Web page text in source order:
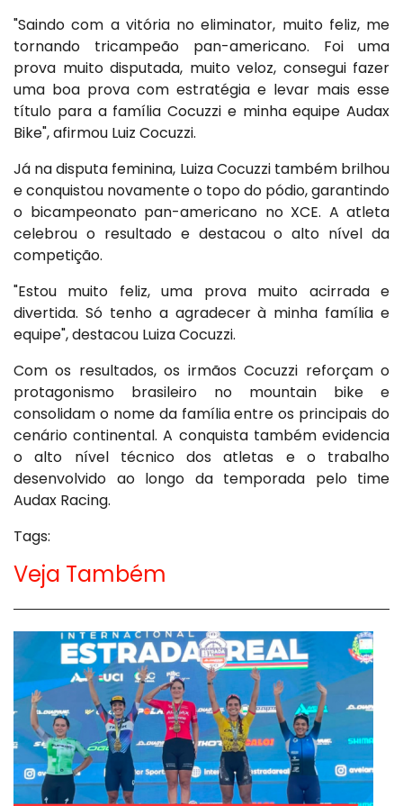
"Saindo com a vitória no eliminator, muito feliz, me
tornando tricampeão pan-americano. Foi uma
prova muito disputada, muito veloz, consegui fazer
uma boa prova com estratégia e levar mais esse
título para a família Cocuzzi e minha equipe Audax
Bike", afirmou Luiz Cocuzzi.
Já na disputa feminina, Luiza Cocuzzi também brilhou
e conquistou novamente o topo do pódio, garantindo
o bicampeonato pan-americano no XCE. A atleta
celebrou o resultado e destacou o alto nível da
competição.
"Estou muito feliz, uma prova muito acirrada e
divertida. Só tenho a agradecer à minha família e
equipe", destacou Luiza Cocuzzi.
Com os resultados, os irmãos Cocuzzi reforçam o
protagonismo brasileiro no mountain bike e
consolidam o nome da família entre os principais do
cenário continental. A conquista também evidencia
o alto nível técnico dos atletas e o trabalho
desenvolvido ao longo da temporada pelo time
Audax Racing.
Tags:
Veja Também